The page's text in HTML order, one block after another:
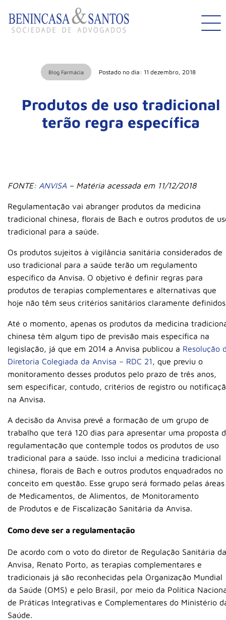
Blog Farmácia Postado no dia: 11 dezembro, 2018
Produtos de uso tradicional
terão regra específica
FONTE: ANVISA – Matéria acessada em 11/12/2018
Regulamentação vai abranger produtos da medicina
tradicional chinesa, florais de Bach e outros produtos de
tradicional para a saúde.
Os produtos sujeitos à vigilância sanitária considerados de
uso tradicional para a saúde terão um regulamento
específico da Anvisa. O objetivo é definir regras para
produtos de terapias complementares e alternativas que
hoje não têm seus critérios sanitários claramente
Até o momento, apenas os produtos da medicina
chinesa têm algum tipo de previsão mais específica na
legislação, já que em 2014 a Anvisa publicou a Resolução
Diretoria Colegiada da Anvisa – RDC 21 , que previu o
monitoramento desses produtos pelo prazo de três anos,
sem especificar, contudo, critérios de registro ou
na Anvisa.
A decisão da Anvisa prevê a formação de um grupo de
trabalho que terá 120 dias para apresentar uma proposta
regulamentação que contemple todos os produtos de uso
tradicional para a saúde. Isso inclui a medicina tradicional
chinesa, florais de Bach e outros produtos enquadrados no
conceito em questão. Esse grupo será formado pelas áreas
de Medicamentos, de Alimentos, de Monitoramento
de Produtos e de Fiscalização Sanitária da Anvisa.
Como deve ser a regulamentação
De acordo com o voto do diretor de Regulação Sanitária da
Anvisa, Renato Porto, as terapias complementares e
tradicionais já são reconhecidas pela Organização Mundial
da Saúde (OMS) e pelo Brasil, por meio da Política
de Práticas Integrativas e Complementares do Ministério
Saúde.